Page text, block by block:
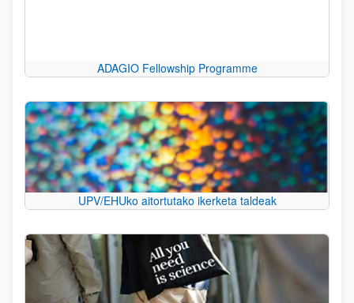
ADAGIO Fellowship Programme
UPV/EHUko aitortutako ikerketa taldeak